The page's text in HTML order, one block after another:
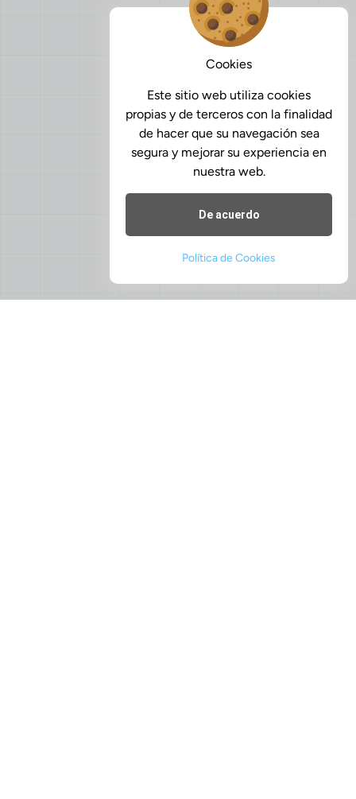
Cookies
Este sitio web utiliza cookies
propias y de terceros con la finalidad
de hacer que su navegación sea
segura y mejorar su experiencia en
nuestra web.
De acuerdo
Política de Cookies